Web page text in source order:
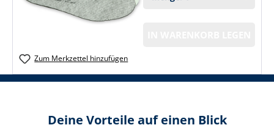
Zum Merkzettel hinzufügen
Deine Vorteile auf einen Blick